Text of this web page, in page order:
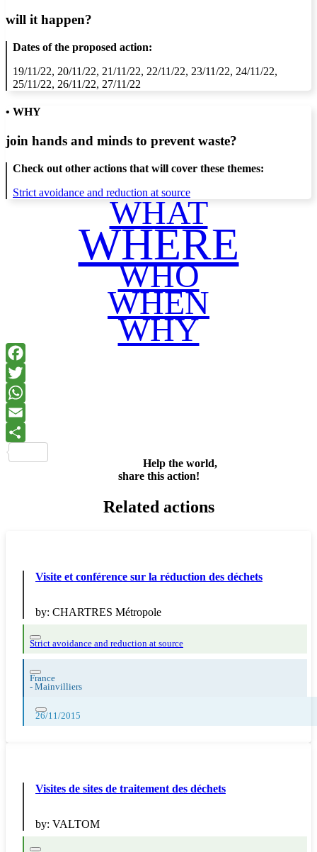
will it happen?
Dates of the proposed action:
19/11/22, 20/11/22, 21/11/22, 22/11/22, 23/11/22, 24/11/22,
25/11/22, 26/11/22, 27/11/22
• WHY
join hands and minds to prevent waste?
Check out other actions that will cover these themes:
Strict avoidance and reduction at source
WHAT
WHERE
WHO
WHEN
WHY
Help the world,
share this action!
Related actions
Visite et conférence sur la réduction des déchets
by: CHARTRES Métropole
Strict avoidance and reduction at source
France
- Mainvilliers
26/11/2015
Visites de sites de traitement des déchets
by: VALTOM